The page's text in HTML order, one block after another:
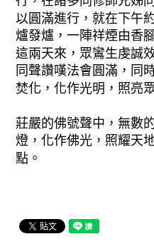
以圓滿進行，就在下午
爐發爐，一陣祥煙由香
這兩天來，眾鸞生虔誠
同聲讚嘆法會圓滿，同
焚化，化作光明，照亮
莊嚴的佛號聲中，無數
燈，化作佛光，照耀天
點。